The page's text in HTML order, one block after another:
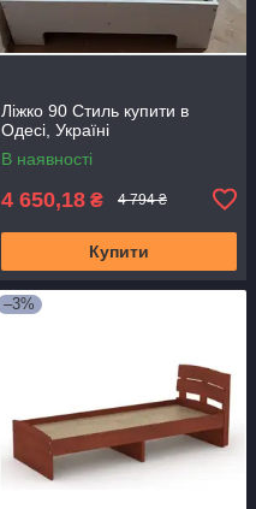
Ліжко 90 Стиль купити в
Одесі, Україні
В наявності
4 650,18 ₴ 4 794 ₴
Купити
–3%